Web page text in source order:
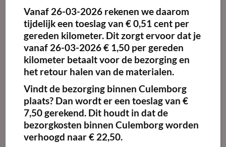
BESCHRIJVING
Inhoud:9,5 kg propaangas
Materiaal:Lichtgewicht staal
Kleur:
Blauw
Leeg gewicht: 6,3 kg
Afmeting (bxh):
30 cm x 55 cm
Vanaf 26-03-2026 rekenen we daarom
tijdelijk een toeslag van € 0,51 cent per
gereden kilometer. Dit zorgt ervoor dat je
vanaf 26-03-2026 € 1,50 per gereden
kilometer betaalt voor de bezorging en
het retour halen van de materialen.
Vindt de bezorging binnen Culemborg
plaats? Dan wordt er een toeslag van €
7,50 gerekend. Dit houdt in dat de
bezorgkosten binnen Culemborg worden
verhoogd naar € 22,50.